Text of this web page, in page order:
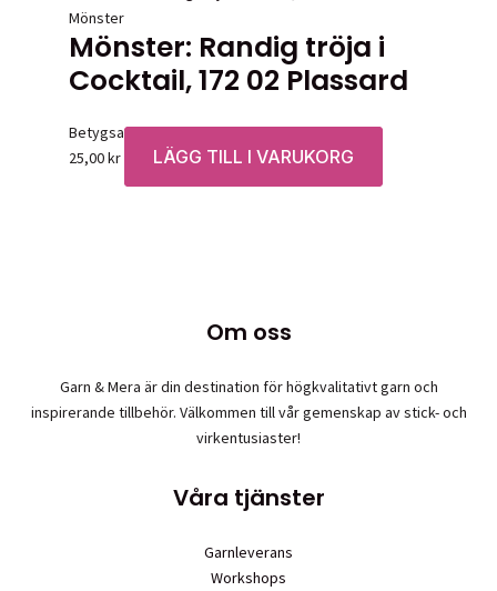
Mönster
Mönster: Randig tröja i
Cocktail, 172 02 Plassard
Betygsatt0av 5
25,00kr LÄGG TILL I VARUKORG
Om oss
Garn & Mera är din destination för högkvalitativt garn och
inspirerande tillbehör. Välkommen till vår gemenskap av stick- och
virkentusiaster!
Våra tjänster
Garnleverans
Workshops